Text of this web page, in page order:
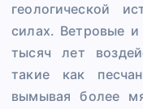
геологической
силах. Ветровые
тысяч лет
такие как
вымывая более